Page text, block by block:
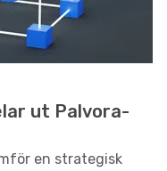
ut Palvora-
en strategisk